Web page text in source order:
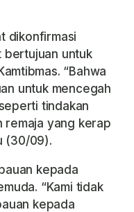
dikonfirmasi
bertujuan untuk
“Bahwa
untuk mencegah
tindakan
remaja yang kerap
(30/09).
kepada
“Kami tidak
kepada